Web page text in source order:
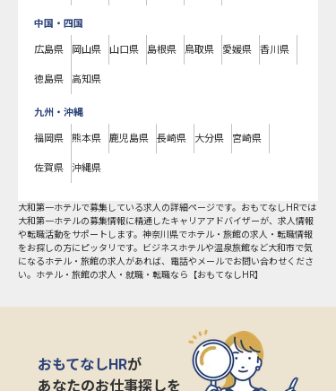
中国・四国
広島県 岡山県 山口県 島根県 鳥取県 愛媛県 香川県
徳島県 高知県
九州・沖縄
福岡県 熊本県 鹿児島県 長崎県 大分県 宮崎県
佐賀県 沖縄県
大和第一ホテルで募集している求人の詳細ページです。おもてなしHRでは
大和第一ホテルの募集情報に精通したキャリアアドバイザーが、求人情報
や転職活動をサポートします。神奈川県でホテル・旅館の求人・転職情報
をお探しの方にピッタリです。ビジネスホテルや温泉旅館など大和市で気
になるホテル・旅館の求人があれば、電話やメールでお問い合わせくださ
い。ホテル・旅館の求人・就職・転職なら【おもてなしHR】
おもてなしHRが
あなたのお仕事探しを